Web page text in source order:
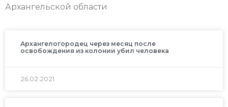
Архангельской области
Архангелогородец через месяц после
освобождения из колонии убил человека
26.02.2021